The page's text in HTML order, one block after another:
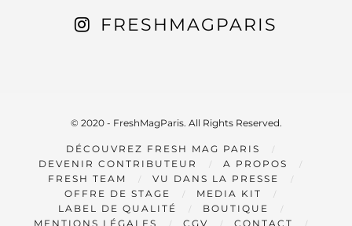
FRESHMAGPARIS
© 2020 - FreshMagParis. All Rights Reserved.
DÉCOUVREZ FRESH MAG PARIS
DEVENIR CONTRIBUTEUR
A PROPOS
FRESH TEAM
VU DANS LA PRESSE
OFFRE DE STAGE
MEDIA KIT
LABEL DE QUALITÉ
BOUTIQUE
MENTIONS LÉGALES
CGV CONTACT